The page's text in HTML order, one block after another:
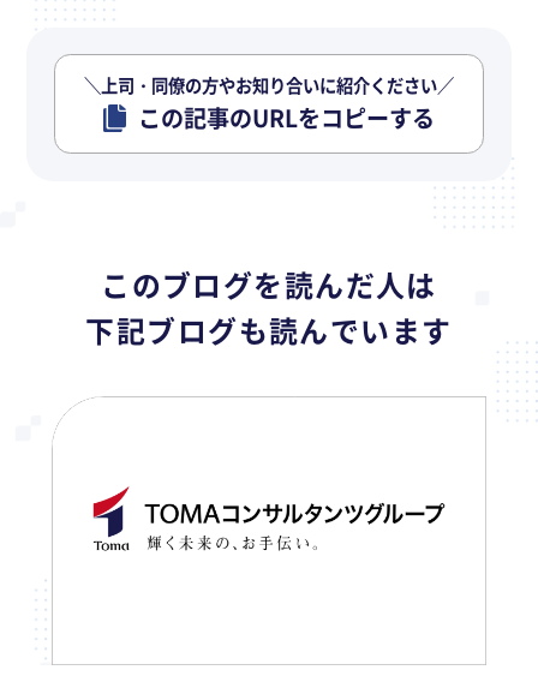
＼上司・同僚の方やお知り合いに紹介ください／
この記事のURLをコピーする
このブログを読んだ人は
下記ブログも読んでいます